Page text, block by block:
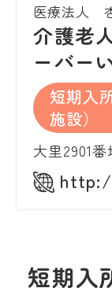
医療法人
介護老
ーバー
短期入
施設）
大里2901番
短期入